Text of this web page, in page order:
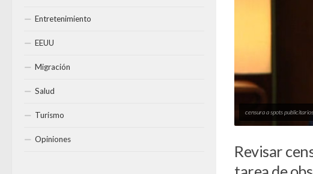
censura a spots publicitarios
Revisar
Entretenimiento
EEUU
Migración
Salud
Turismo
Opiniones